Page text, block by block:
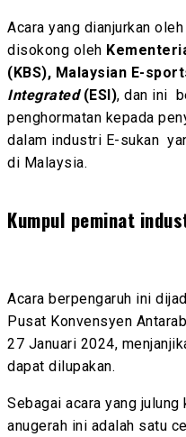
Acara yang dianjurkan oleh
disokong oleh
(KBS), Malaysian E-
Integrated (ESI), dan ini
penghormatan kepada
dalam industri E-sukan
di Malaysia.
Kumpul peminat
Acara berpengaruh ini
Pusat Konvensyen
27 Januari 2024,
dapat dilupakan.
Sebagai acara yang
anugerah ini adalah satu